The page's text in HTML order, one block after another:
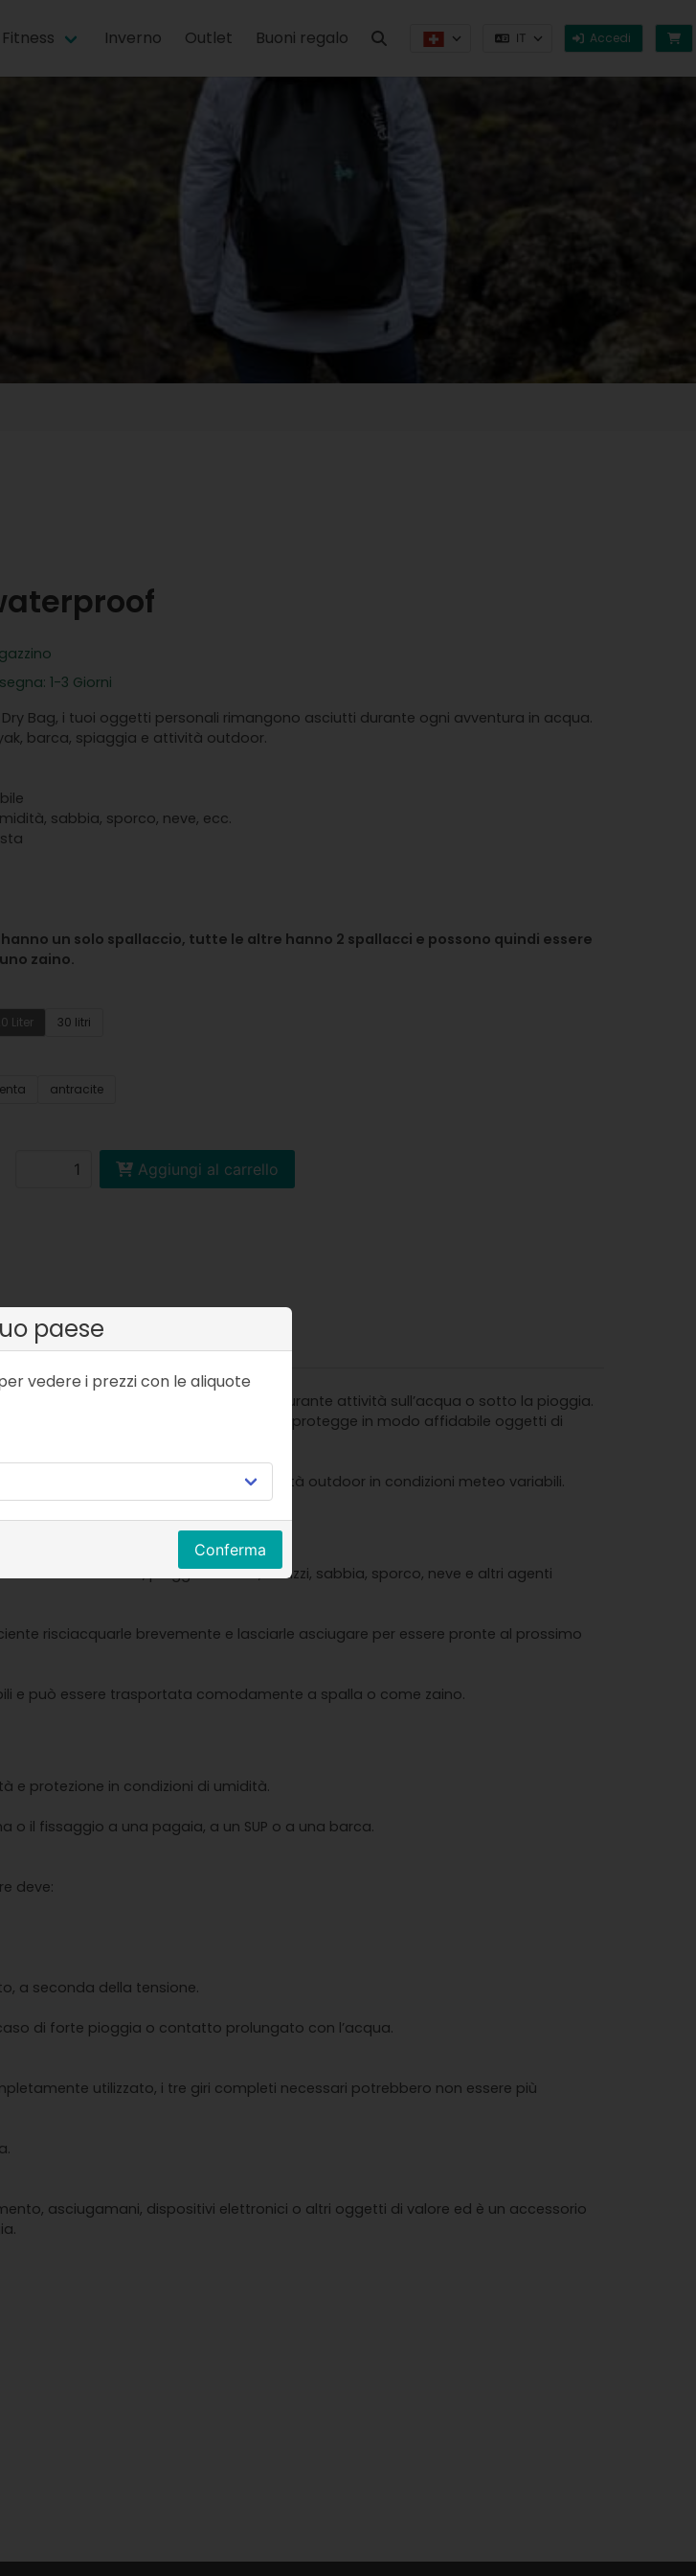
Fitness Inverno Outlet Buoni regalo IT Accedi
1-3 Giorni
Dry Bag, i tuoi oggetti personali rimangono asciutti durante ogni avventura in acqua.
barca, spiaggia e attività outdoor.
sabbia, sporco, neve, ecc.
hanno un solo spallaccio, tutte le altre hanno 2 spallacci e possono quindi essere
zaino.
Liter 30 litri
antracite
Aggiungi al carrello
proteggere la propria attrezzatura durante attività sull’acqua o sotto la pioggia.
o al lago, la dry bag impermeabile protegge in modo affidabile oggetti di
per escursioni rilassanti sia per attività outdoor in condizioni meteo variabili.
contro umidità, pioggia intensa, schizzi, sabbia, sporco, neve e altri agenti
risciacquarle brevemente e lasciarle asciugare per essere pronte al prossimo
e può essere trasportata comodamente a spalla o come zaino.
e protezione in condizioni di umidità.
il fissaggio a una pagaia, a un SUP o a una barca.
deve:
a seconda della tensione.
di forte pioggia o contatto prolungato con l’acqua.
utilizzato, i tre giri completi necessari potrebbero non essere più
asciugamani, dispositivi elettronici o altri oggetti di valore ed è un accessorio
paese
vedere i prezzi con le aliquote
Conferma